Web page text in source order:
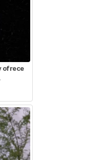
ofrece